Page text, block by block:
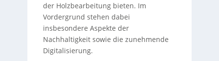
der Holzbearbeitung bieten. Im
Vordergrund stehen dabei
insbesondere Aspekte der
Nachhaltigkeit sowie die zunehmende
Digitalisierung.